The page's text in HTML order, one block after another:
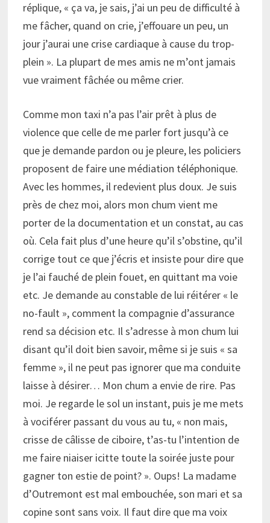
réplique, « ça va, je sais, j’ai un peu de difficulté à
me fâcher, quand on crie, j’effouare un peu, un
jour j’aurai une crise cardiaque à cause du trop-
plein ». La plupart de mes amis ne m’ont jamais
vue vraiment fâchée ou même crier.
Comme mon taxi n’a pas l’air prêt à plus de
violence que celle de me parler fort jusqu’à ce
que je demande pardon ou je pleure, les policiers
proposent de faire une médiation téléphonique.
Avec les hommes, il redevient plus doux. Je suis
près de chez moi, alors mon chum vient me
porter de la documentation et un constat, au cas
où. Cela fait plus d’une heure qu’il s’obstine, qu’il
corrige tout ce que j’écris et insiste pour dire que
je l’ai fauché de plein fouet, en quittant ma voie
etc. Je demande au constable de lui réitérer « le
no-fault », comment la compagnie d’assurance
rend sa décision etc. Il s’adresse à mon chum lui
disant qu’il doit bien savoir, même si je suis « sa
femme », il ne peut pas ignorer que ma conduite
laisse à désirer… Mon chum a envie de rire. Pas
moi. Je regarde le sol un instant, puis je me mets
à vociférer passant du vous au tu, « non mais,
crisse de câlisse de ciboire, t’as-tu l’intention de
me faire niaiser icitte toute la soirée juste pour
gagner ton estie de point? ». Oups! La madame
d’Outremont est mal embouchée, son mari et sa
copine sont sans voix. Il faut dire que ma voix